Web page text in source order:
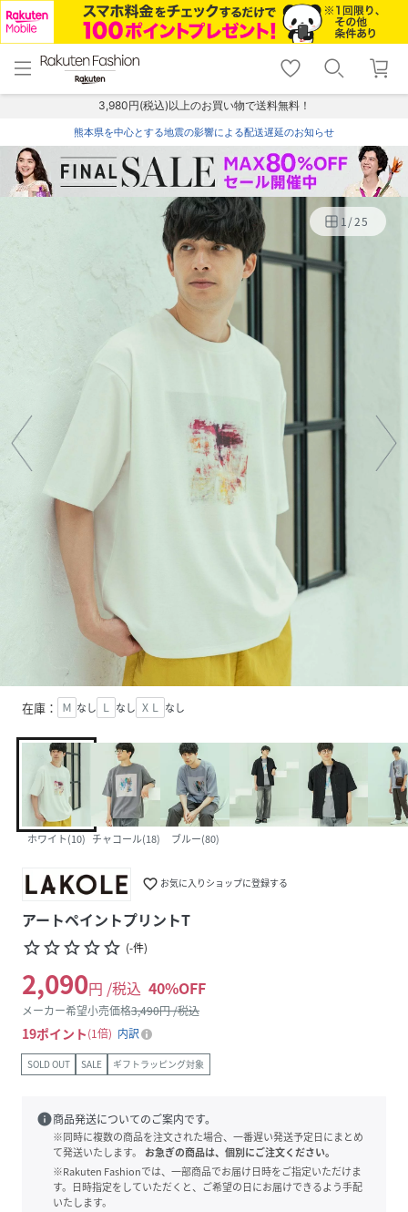
menu home
トップ
shopping_cart lock_outline
ログイン
3,980円(税込)以上のお買い物で送料無料！
熊本県を中心とする地震の影響による配送遅延のお知らせ
1/25
在庫： Ｍ なし Ｌ なし ＸＬ なし
ホワイト(10) チャコール(18) ブルー(80)
favorite_border お気に入りショップに登録する
アートペイントプリントT
star_borderstar_borderstar_borderstar_borderstar_border (-件)
2,090円 /税込 40%OFF
メーカー希望小売価格3,490円 /税込
19ポイント 1倍 内訳
SOLD OUT SALE ギフトラッピング対象
info商品発送についてのご案内です。
※同時に複数の商品を注文された場合、一番遅い発送予定日にまとめ
て発送いたします。
お急ぎの商品は、個別にご注文ください。
※Rakuten Fashionでは、一部商品でお届け日時をご指定いただけま
す。日時指定をしていただくと、ご希望の日にお届けできるよう手配
いたします。